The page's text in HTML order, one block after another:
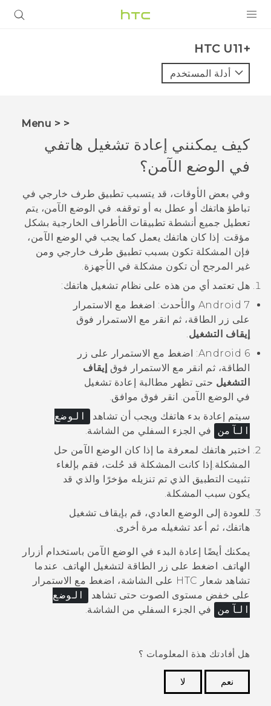
VIVE
VIVERSE
البرامج + التطبيقات
الدعم
أجهزة HTC والملحقات
HTC U11+‎
أدلة المستخدم
< < Menu
كيف يمكنني إعادة تشغيل هاتفي
في الوضع الآمن؟
وفي بعض الأوقات، قد يتسبب تطبيق طرف خارجي في
تباطؤ هاتفك أو عطل به أو توقفه. في الوضع الآمن، يتم
تعطيل جميع أنشطة تطبيقات الأطراف الخارجية بشكل
مؤقت. إذا كان هاتفك يعمل كما يجب في الوضع الآمن،
فإن المشكلة تكون بسبب تطبيق طرف خارجي ومن
غير المرجح أن تكون مشكلة في الأجهزة.
هل تعتمد أي من هذه على نظام تشغيل هاتفك:
Android 7 والأحدث: اضغط مع الاستمرار
على زر
الطاقة، ثم انقر مع الاستمرار فوق
إيقاف التشغيل.
Android 6: اضغط مع الاستمرار على زر
الطاقة، ثم انقر مع الاستمرار فوق إيقاف
التشغيل حتى تظهر مطالبة
إعادة تشغيل
في الوضع الآمن. انقر فوق موافق.
سيتم إعادة بدء هاتفك ويجب أن تشاهد
الوضع
الآمن
في الجزء السفلي من الشاشة.
اختبر هاتفك لمعرفة ما إذا كان الوضع الآمن حل
المشكلة. إذا كانت المشكلة قد حُلت، فقم بإلغاء
تثبيت التطبيق الذي تم تنزيله مؤخرًا والذي قد
يكون سبب المشكلة.
للعودة إلى الوضع العادي، قم بإيقاف تشغيل
هاتفك، ثم أعد تشغيله مرة أخرى.
يمكنك أيضًا إعادة البدء في الوضع الآمن باستخدام أزرار
الهاتف. اضغط على زر
الطاقة لتشغيل الهاتف. عندما
تشاهد شعار HTC على الشاشة، اضغط مع الاستمرار
على خفض مستوى الصوت حتى تشاهد
الوضع
الآمن
في الجزء السفلي من الشاشة.
هل أفادتك هذة المعلومات ؟
نعم
لا